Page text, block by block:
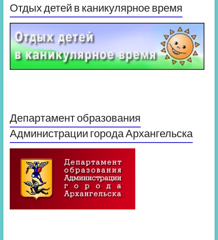
Отдых детей в каникулярное время
Департамент образования
Администрации города Архангельска